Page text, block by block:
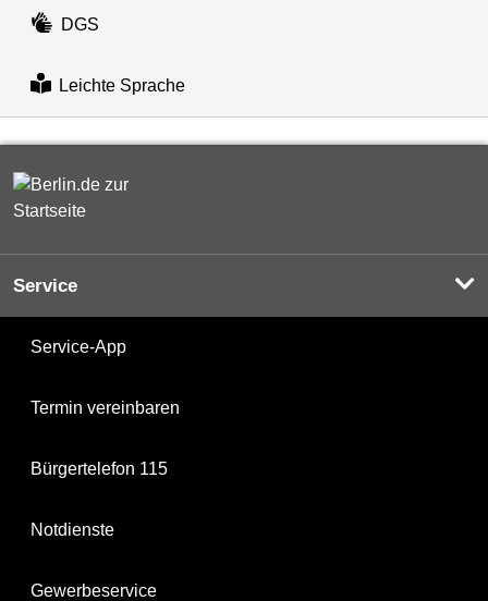
DGS
Leichte Sprache
Service
Service-App
Termin vereinbaren
Bürgertelefon 115
Notdienste
Gewerbeservice